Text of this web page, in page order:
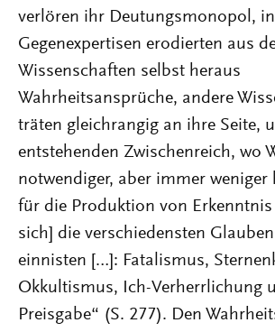
verlören ihr Deutungsmonopol,
Gegenexpertisen erodierten aus
Wissenschaften selbst heraus
Wahrheitsansprüche, andere
träten gleichrangig an ihre Seite,
entstehenden Zwischenreich, wo
notwendiger, aber immer weniger
für die Produktion von
sich] die verschiedensten
einnisten […]: Fatalismus,
Okkultismus, Ich-Verherrlichung
Preisgabe“ (S. 277). Den